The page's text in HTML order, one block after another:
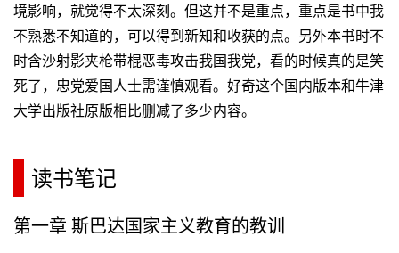
境影响，就觉得不太深刻。但这并不是重点，重点是书中我
不熟悉不知道的，可以得到新知和收获的点。另外本书时不
时含沙射影夹枪带棍恶毒攻击我国我党，看的时候真的是笑
死了，忠党爱国人士需谨慎观看。好奇这个国内版本和牛津
大学出版社原版相比删减了多少内容。
读书笔记
第一章 斯巴达国家主义教育的教训